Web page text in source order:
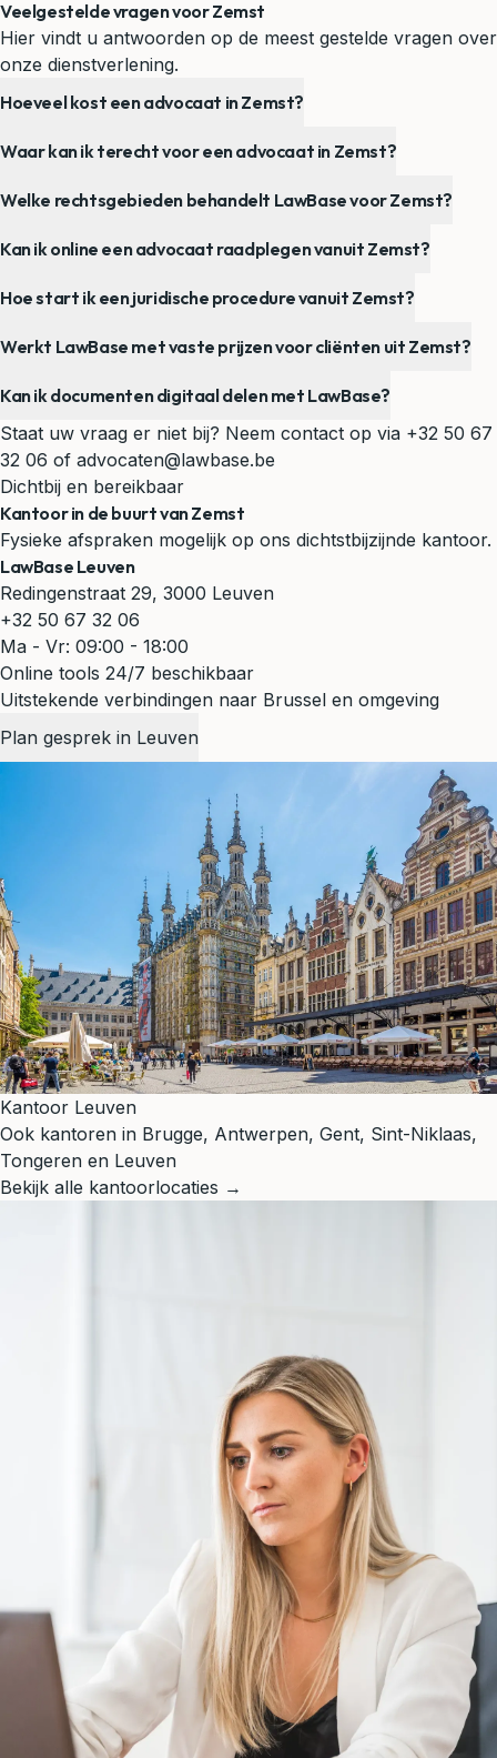
Veelgestelde vragen voor Zemst
Hier vindt u antwoorden op de meest gestelde vragen over
onze dienstverlening.
Hoeveel kost een advocaat in Zemst?
Waar kan ik terecht voor een advocaat in Zemst?
Welke rechtsgebieden behandelt LawBase voor Zemst?
Kan ik online een advocaat raadplegen vanuit Zemst?
Hoe start ik een juridische procedure vanuit Zemst?
Werkt LawBase met vaste prijzen voor cliënten uit Zemst?
Kan ik documenten digitaal delen met LawBase?
Staat uw vraag er niet bij? Neem contact op via +32 50 67
32 06 of advocaten@lawbase.be
Dichtbij en bereikbaar
Kantoor in de buurt van Zemst
Fysieke afspraken mogelijk op ons dichtstbijzijnde kantoor.
LawBase Leuven
Redingenstraat 29, 3000 Leuven
+32 50 67 32 06
Ma - Vr: 09:00 - 18:00
Online tools 24/7 beschikbaar
Uitstekende verbindingen naar Brussel en omgeving
Plan gesprek in Leuven
Kantoor Leuven
Ook kantoren in Brugge, Antwerpen, Gent, Sint-Niklaas,
Tongeren en Leuven
Bekijk alle kantoorlocaties →